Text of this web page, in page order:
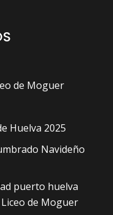
de Moguer
Huelva 2025
Navideño
puerto huelva
de Moguer